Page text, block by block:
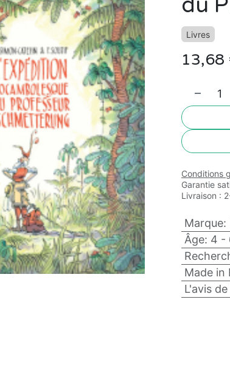
Livres
13,68
Conditions
Garantie
Livraison :
Marque:
Âge: 4 -
Made in
L'avis